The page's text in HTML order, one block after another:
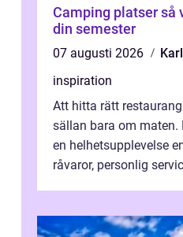
Camping platser så väljer du rätt för
din semester
07 augusti 2026
inspiration
Att hitta rätt
sällan bara om maten.
en helhetsupplevelse
råvaror, personlig